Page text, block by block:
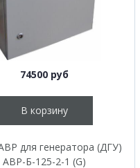
74500 руб
В корзину
для генератора (ДГУ)
АВР-Б-125-2-1 (G)